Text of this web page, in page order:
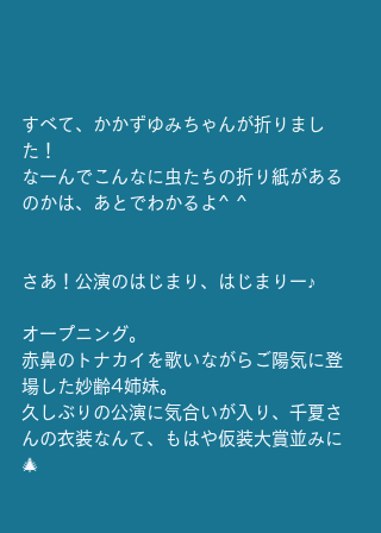
すべて、
かかずゆみちゃんが折りまし
た！
なーんでこんなに虫たちの折り紙がある
のかは、あとでわかるよ^ ^
さあ！公演のはじまり、はじまりー♪
オープニング。
赤鼻のトナカイを歌いながらご陽気に登
場した妙齢4姉妹。
久しぶりの公演に気合いが入り、千夏さ
んの衣装なんて、もはや仮装大賞並みに
🎄